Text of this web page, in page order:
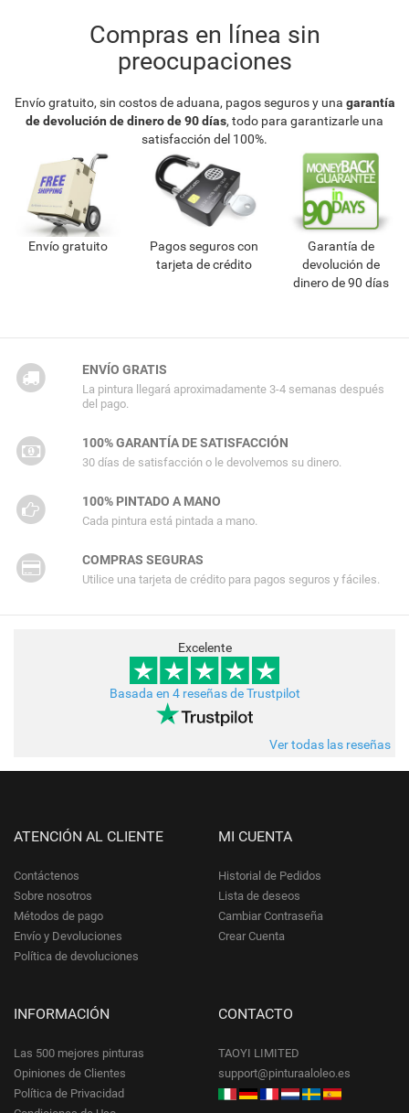
Compras en línea sin
preocupaciones
Envío gratuito, sin costos de aduana, pagos seguros y una garantía
de devolución de dinero de 90 días, todo para garantizarle una
satisfacción del 100%.
Envío gratuito
Pagos seguros con
tarjeta de crédito
Garantía de
devolución de
dinero de 90 días
ENVÍO GRATIS
La pintura llegará aproximadamente 3-4 semanas después
del pago.
100% GARANTÍA DE SATISFACCIÓN
30 días de satisfacción o le devolvemos su dinero.
100% PINTADO A MANO
Cada pintura está pintada a mano.
COMPRAS SEGURAS
Utilice una tarjeta de crédito para pagos seguros y fáciles.
Excelente
Basada en 4 reseñas de Trustpilot
Ver todas las reseñas
ATENCIÓN AL CLIENTE
Contáctenos
Sobre nosotros
Métodos de pago
Envío y Devoluciones
Política de devoluciones
MI CUENTA
Historial de Pedidos
Lista de deseos
Cambiar Contraseña
Crear Cuenta
INFORMACIÓN
Las 500 mejores pinturas
Opiniones de Clientes
Política de Privacidad
CONTACTO
TAOYI LIMITED
support@pinturaaloleo.es